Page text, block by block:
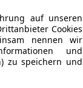
auf unseren
Cookies
nennen wir
und
zu speichern und